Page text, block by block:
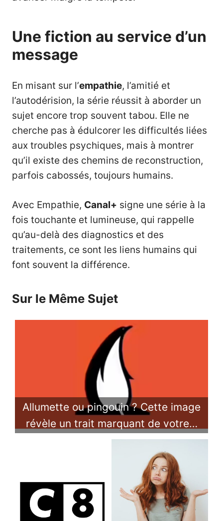
Une fiction au service d’un
message
En misant sur l’empathie, l’amitié et
l’autodérision, la série réussit à aborder un
sujet encore trop souvent tabou. Elle ne
cherche pas à édulcorer les difficultés liées
aux troubles psychiques, mais à montrer
qu’il existe des chemins de reconstruction,
parfois cabossés, toujours humains.
Avec Empathie, Canal+ signe une série à la
fois touchante et lumineuse, qui rappelle
qu’au-delà des diagnostics et des
traitements, ce sont les liens humains qui
font souvent la différence.
Sur le Même Sujet
Allumette ou pingouin ? Cette image
révèle un trait marquant de votre…